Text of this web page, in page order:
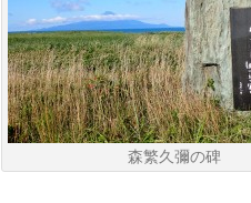
森繁久彌の碑